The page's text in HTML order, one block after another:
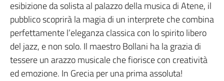
esibizione da solista al palazzo della musica di Atene, il
pubblico scoprirà la magia di un interprete che combina
perfettamente l’eleganza classica con lo spirito libero
del jazz, e non solo. Il maestro Bollani ha la grazia di
tessere un arazzo musicale che fiorisce con creatività
ed emozione. In Grecia per una prima assoluta!